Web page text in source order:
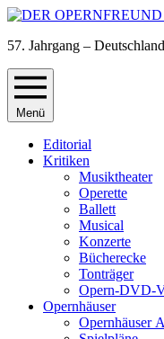
57. Jahrgang –
Menü
Editorial
Kritiken
Musiktheater
Operette
Ballett
Musical
Konzerte
Bücherecke
Tonträger
Opern-DVD-
Opernhäuser
Opernhäuser